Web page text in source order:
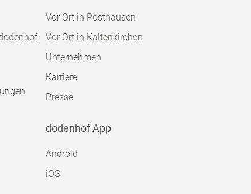
Vor Ort in Posthausen
Vor Ort in Kaltenkirchen
Unternehmen
Karriere
Presse
dodenhof App
Android
iOS